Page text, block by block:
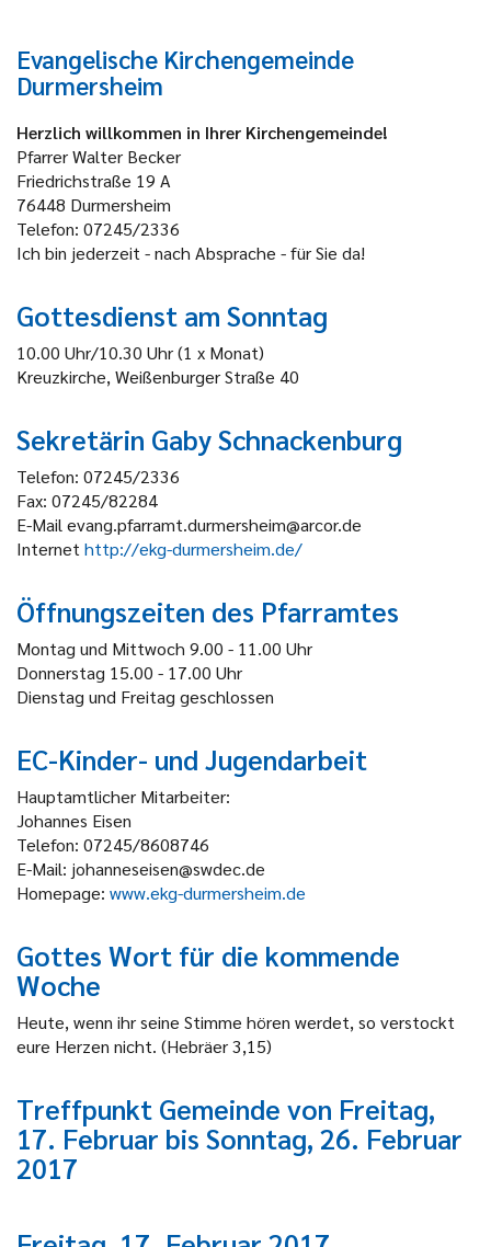
Evangelische Kirchengemeinde
Durmersheim
Herzlich willkommen in Ihrer Kirchengemeinde!
Pfarrer Walter Becker
Friedrichstraße 19 A
76448 Durmersheim
Telefon: 07245/2336
Ich bin jederzeit - nach Absprache - für Sie da!
Gottesdienst am Sonntag
10.00 Uhr/10.30 Uhr (1 x Monat)
Kreuzkirche, Weißenburger Straße 40
Sekretärin Gaby Schnackenburg
Telefon: 07245/2336
Fax: 07245/82284
E-Mail evang.pfarramt.durmersheim@arcor.de
Internet http://ekg-durmersheim.de/
Öffnungszeiten des Pfarramtes
Montag und Mittwoch 9.00 - 11.00 Uhr
Donnerstag 15.00 - 17.00 Uhr
Dienstag und Freitag geschlossen
EC-Kinder- und Jugendarbeit
Hauptamtlicher Mitarbeiter:
Johannes Eisen
Telefon: 07245/8608746
E-Mail: johanneseisen@swdec.de
Homepage: www.ekg-durmersheim.de
Gottes Wort für die kommende
Woche
Heute, wenn ihr seine Stimme hören werdet, so verstockt
eure Herzen nicht. (Hebräer 3,15)
Treffpunkt Gemeinde von Freitag,
17. Februar bis Sonntag, 26. Februar
2017